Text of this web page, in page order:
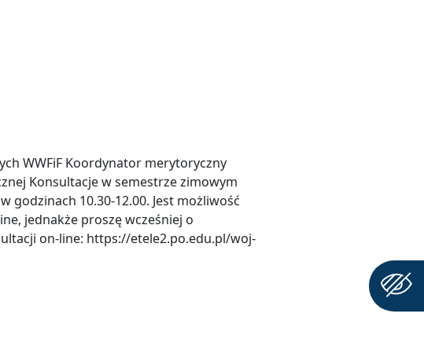
WWFiF Koordynator merytoryczny
Konsultacje w semestrze zimowym
godzinach 10.30-12.00. Jest możliwość
jednakże proszę wcześniej o
on-line: https://etele2.po.edu.pl/woj-